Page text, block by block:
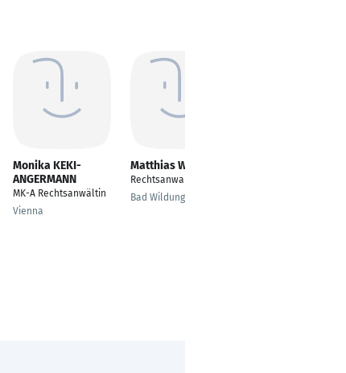
Monika KEKI-
ANGERMANN
MK-A Rechtsanwältin
Vienna
Matthias Wagener
Rechtsanwalt
Bad Wildungen